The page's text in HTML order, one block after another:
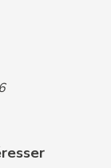
: NA
de handicap,
contacter
nous